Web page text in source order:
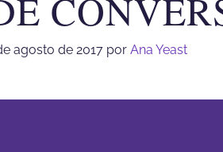
agosto de 2017 por Ana Yeast